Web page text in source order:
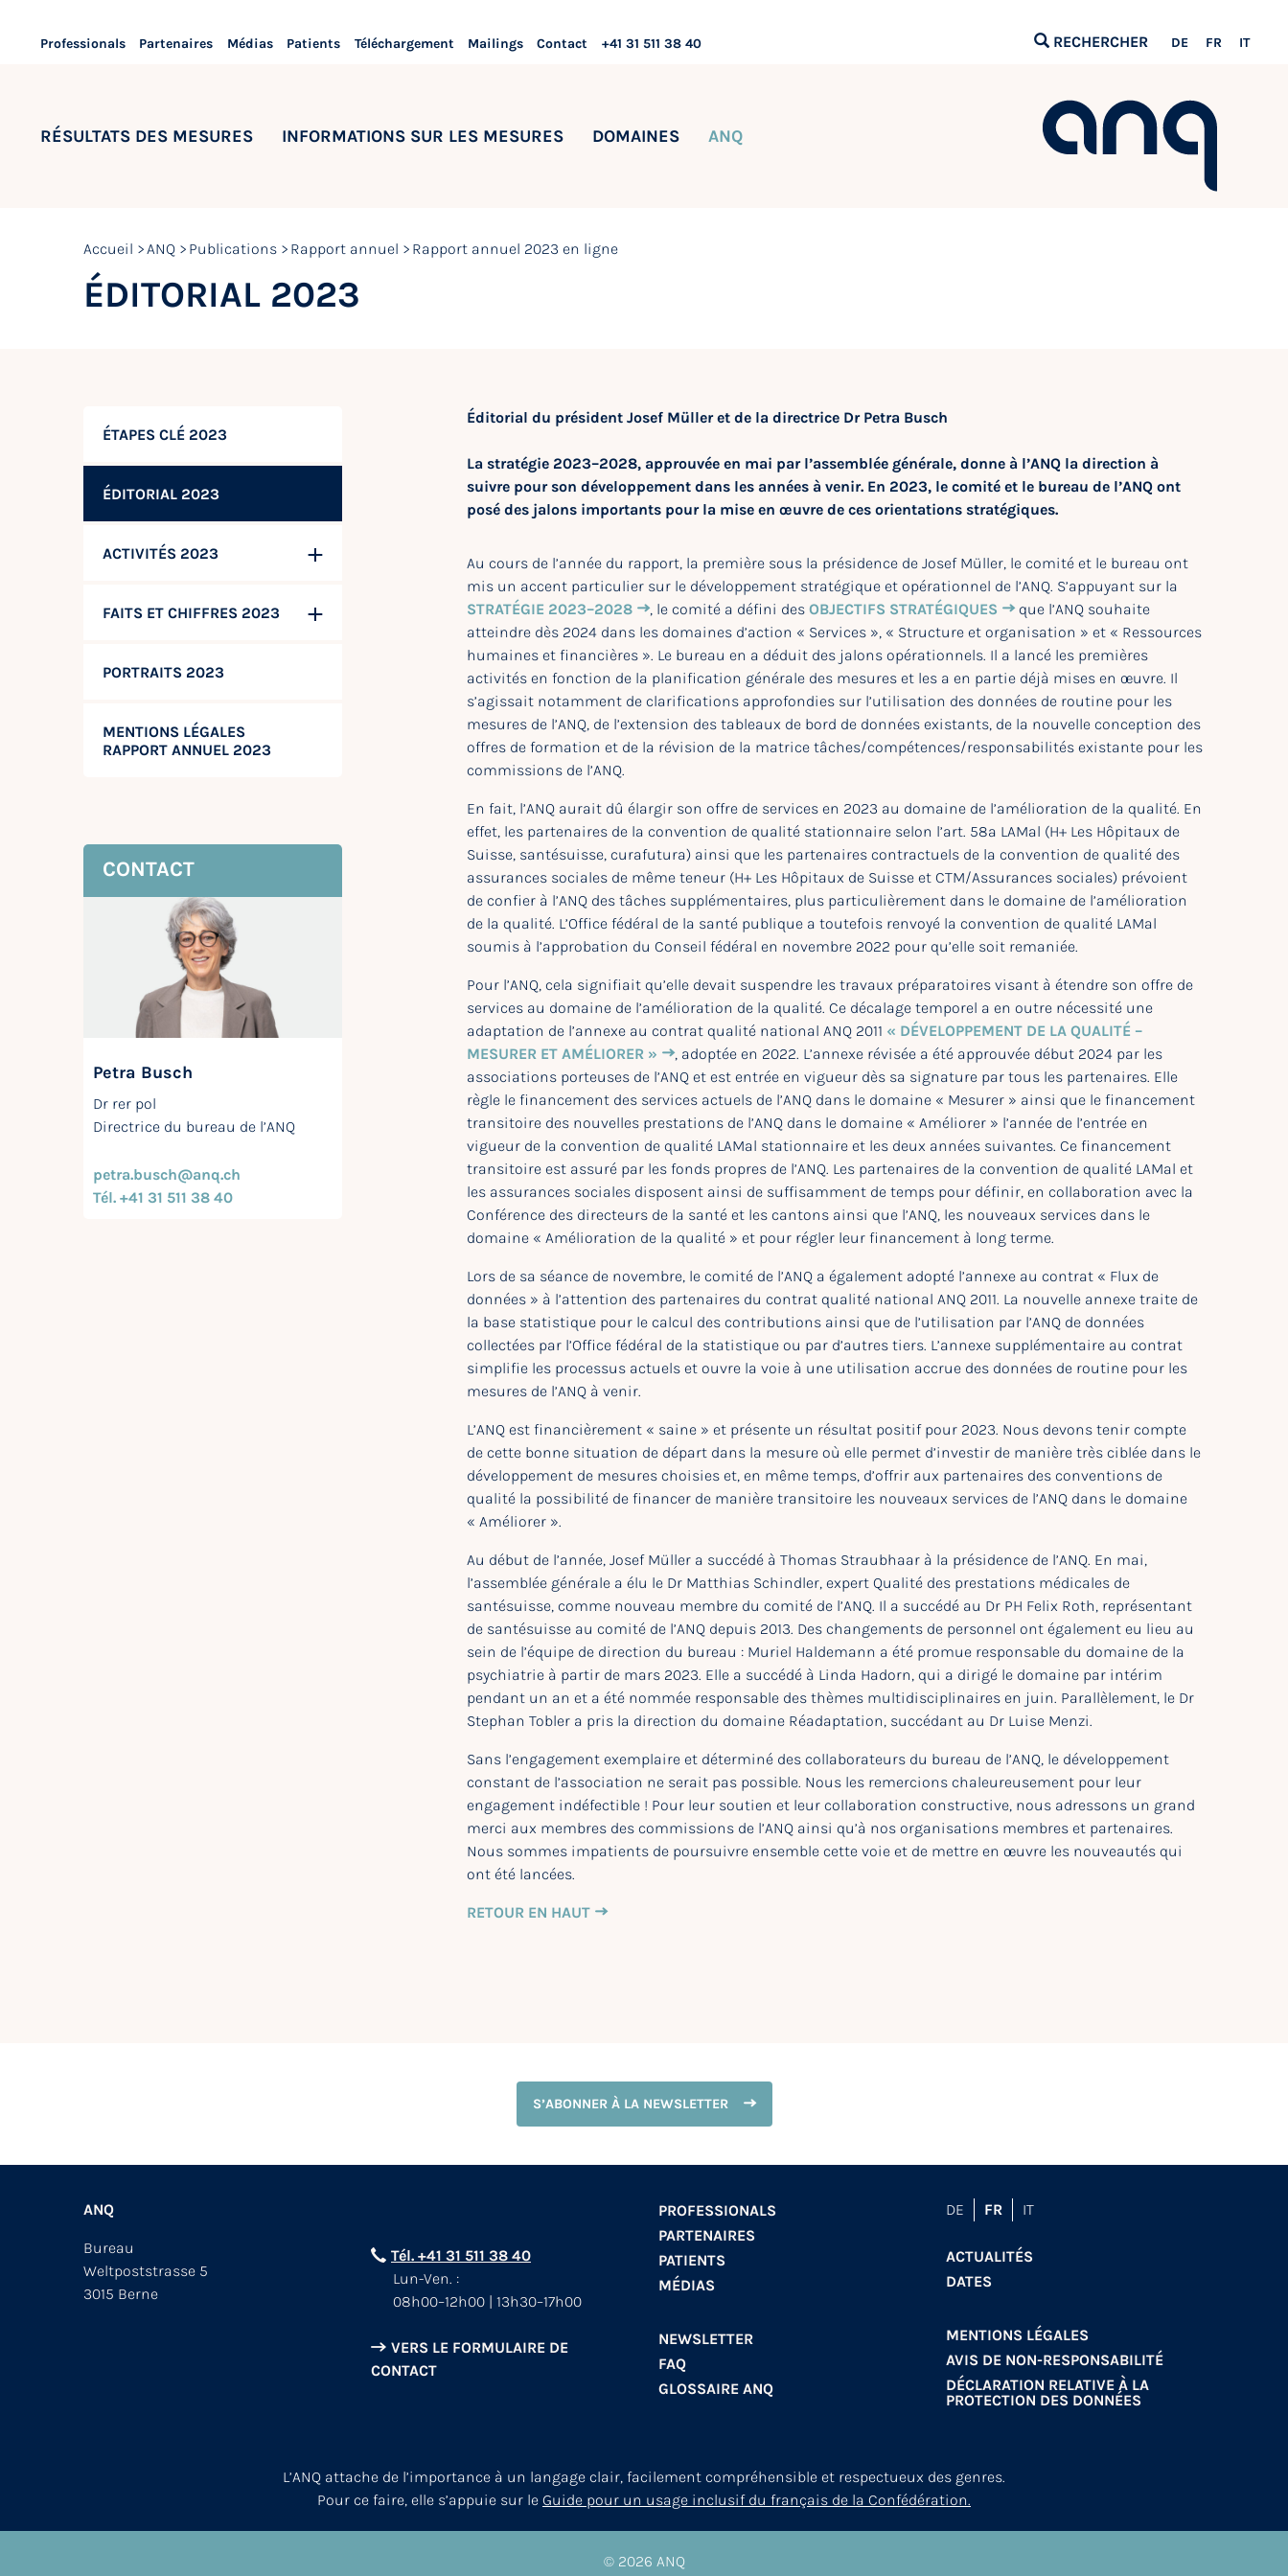
Professionals Partenaires Médias Patients Téléchargement Mailings Contact +41 31 511 38 40 RECHERCHER DE FR IT
RÉSULTATS DES MESURES INFORMATIONS SUR LES MESURES DOMAINES ANQ
Accueil ANQ Publications Rapport annuel Rapport annuel 2023 en ligne
ÉDITORIAL 2023
ÉTAPES CLÉ 2023
ÉDITORIAL 2023
ACTIVITÉS 2023
FAITS ET CHIFFRES 2023
PORTRAITS 2023
MENTIONS LÉGALES
RAPPORT ANNUEL 2023
CONTACT
Petra Busch
Dr rer pol
Directrice du bureau de l’ANQ
petra.busch@anq.ch
Tél. +41 31 511 38 40
Éditorial du président Josef Müller et de la directrice Dr Petra Busch
La stratégie 2023–2028, approuvée en mai par l’assemblée générale, donne à l’ANQ la direction à
suivre pour son développement dans les années à venir. En 2023, le comité et le bureau de l’ANQ ont
posé des jalons importants pour la mise en œuvre de ces orientations stratégiques.
Au cours de l’année du rapport, la première sous la présidence de Josef Müller, le comité et le bureau ont
mis un accent particulier sur le développement stratégique et opérationnel de l’ANQ. S’appuyant sur la
STRATÉGIE 2023–2028
, le comité a défini des OBJECTIFS STRATÉGIQUES
que l’ANQ souhaite
atteindre dès 2024 dans les domaines d’action « Services », « Structure et organisation » et « Ressources
humaines et financières ». Le bureau en a déduit des jalons opérationnels. Il a lancé les premières
activités en fonction de la planification générale des mesures et les a en partie déjà mises en œuvre. Il
s’agissait notamment de clarifications approfondies sur l’utilisation des données de routine pour les
mesures de l’ANQ, de l’extension des tableaux de bord de données existants, de la nouvelle conception des
offres de formation et de la révision de la matrice tâches/compétences/responsabilités existante pour les
commissions de l’ANQ.
En fait, l’ANQ aurait dû élargir son offre de services en 2023 au domaine de l’amélioration de la qualité. En
effet, les partenaires de la convention de qualité stationnaire selon l’art. 58a LAMal (H+ Les Hôpitaux de
Suisse, santésuisse, curafutura) ainsi que les partenaires contractuels de la convention de qualité des
assurances sociales de même teneur (H+ Les Hôpitaux de Suisse et CTM/Assurances sociales) prévoient
de confier à l’ANQ des tâches supplémentaires, plus particulièrement dans le domaine de l’amélioration
de la qualité. L’Office fédéral de la santé publique a toutefois renvoyé la convention de qualité LAMal
soumis à l’approbation du Conseil fédéral en novembre 2022 pour qu’elle soit remaniée.
Pour l’ANQ, cela signifiait qu’elle devait suspendre les travaux préparatoires visant à étendre son offre de
services au domaine de l’amélioration de la qualité. Ce décalage temporel a en outre nécessité une
adaptation de l’annexe au contrat qualité national ANQ 2011 « DÉVELOPPEMENT DE LA QUALITÉ –
MESURER ET AMÉLIORER »
, adoptée en 2022. L’annexe révisée a été approuvée début 2024 par les
associations porteuses de l’ANQ et est entrée en vigueur dès sa signature par tous les partenaires. Elle
règle le financement des services actuels de l’ANQ dans le domaine « Mesurer » ainsi que le financement
transitoire des nouvelles prestations de l’ANQ dans le domaine « Améliorer » l’année de l’entrée en
vigueur de la convention de qualité LAMal stationnaire et les deux années suivantes. Ce financement
transitoire est assuré par les fonds propres de l’ANQ. Les partenaires de la convention de qualité LAMal et
les assurances sociales disposent ainsi de suffisamment de temps pour définir, en collaboration avec la
Conférence des directeurs de la santé et les cantons ainsi que l’ANQ, les nouveaux services dans le
domaine « Amélioration de la qualité » et pour régler leur financement à long terme.
Lors de sa séance de novembre, le comité de l’ANQ a également adopté l’annexe au contrat « Flux de
données » à l’attention des partenaires du contrat qualité national ANQ 2011. La nouvelle annexe traite de
la base statistique pour le calcul des contributions ainsi que de l’utilisation par l’ANQ de données
collectées par l’Office fédéral de la statistique ou par d’autres tiers. L’annexe supplémentaire au contrat
simplifie les processus actuels et ouvre la voie à une utilisation accrue des données de routine pour les
mesures de l’ANQ à venir.
L’ANQ est financièrement « saine » et présente un résultat positif pour 2023. Nous devons tenir compte
de cette bonne situation de départ dans la mesure où elle permet d’investir de manière très ciblée dans le
développement de mesures choisies et, en même temps, d’offrir aux partenaires des conventions de
qualité la possibilité de financer de manière transitoire les nouveaux services de l’ANQ dans le domaine
« Améliorer ».
Au début de l’année, Josef Müller a succédé à Thomas Straubhaar à la présidence de l’ANQ. En mai,
l’assemblée générale a élu le Dr Matthias Schindler, expert Qualité des prestations médicales de
santésuisse, comme nouveau membre du comité de l’ANQ. Il a succédé au Dr PH Felix Roth, représentant
de santésuisse au comité de l’ANQ depuis 2013. Des changements de personnel ont également eu lieu au
sein de l’équipe de direction du bureau : Muriel Haldemann a été promue responsable du domaine de la
psychiatrie à partir de mars 2023. Elle a succédé à Linda Hadorn, qui a dirigé le domaine par intérim
pendant un an et a été nommée responsable des thèmes multidisciplinaires en juin. Parallèlement, le Dr
Stephan Tobler a pris la direction du domaine Réadaptation, succédant au Dr Luise Menzi.
Sans l’engagement exemplaire et déterminé des collaborateurs du bureau de l’ANQ, le développement
constant de l’association ne serait pas possible. Nous les remercions chaleureusement pour leur
engagement indéfectible ! Pour leur soutien et leur collaboration constructive, nous adressons un grand
merci aux membres des commissions de l’ANQ ainsi qu’à nos organisations membres et partenaires.
Nous sommes impatients de poursuivre ensemble cette voie et de mettre en œuvre les nouveautés qui
ont été lancées.
RETOUR EN HAUT
S’ABONNER À LA NEWSLETTER
ANQ
Bureau
Weltpoststrasse 5
3015 Berne
Tél. +41 31 511 38 40
Lun-Ven. :
08h00–12h00 | 13h30–17h00
VERS LE FORMULAIRE DE
CONTACT
PROFESSIONALS
PARTENAIRES
PATIENTS
MÉDIAS
NEWSLETTER
FAQ
GLOSSAIRE ANQ
DE FR IT
ACTUALITÉS
DATES
MENTIONS LÉGALES
AVIS DE NON-RESPONSABILITÉ
DÉCLARATION RELATIVE À LA
PROTECTION DES DONNÉES
L’ANQ attache de l’importance à un langage clair, facilement compréhensible et respectueux des genres.
Pour ce faire, elle s’appuie sur le Guide pour un usage inclusif du français de la Confédération.
© 2026 ANQ